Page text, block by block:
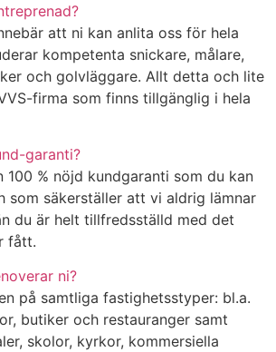
att ni kan anlita oss för hela
kompetenta snickare, målare,
och golvläggare. Allt detta och lite
firma som finns tillgänglig i hela
garanti?
100 % nöjd kundgaranti som du kan
som säkerställer att vi aldrig lämnar
du är helt tillfredsställd med det
fått.
ni?
på samtliga fastighetsstyper: bl.a.
butiker och restauranger samt
skolor, kyrkor, kommersiella